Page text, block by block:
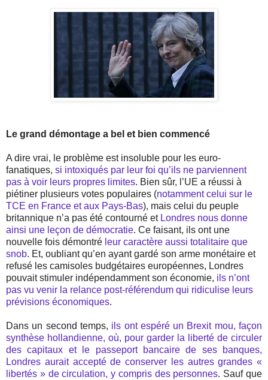
Le grand démontage a bel et bien commencé
A dire vrai, le problème est insoluble pour les euro-
fanatiques, si intoxiqués par leur foi qu’ils ne parviennent
pas à voir leurs propres limites. Bien sûr, l’UE a réussi à
piétiner plusieurs votes populaires (notamment celui sur le
TCE en France et aux Pays-Bas), mais celui du peuple
britannique n’a pas été contourné et Londres nous donne
ainsi une leçon de démocratie. Ce faisant, ils ont une
nouvelle fois démontré leur caractère aussi totalitaire que
snob. Et, oubliant qu’en ayant gardé son arme monétaire et
refusé les camisoles budgétaires européennes, Londres
pouvait stimuler indépendamment son économie, ils n’ont
pas vu venir la relance post-référendum qui ridiculise leurs
prévisions économiques.
Dans un second temps, ils ont espéré un Brexit mou, façon
synthèse hollandienne, où, pour garder la liberté de circuler
des capitaux et le passeport bancaire de ses banques,
Londres aurait accepté de conserver les autres grandes «
libertés » de circulation, y compris des personnes. Sauf que